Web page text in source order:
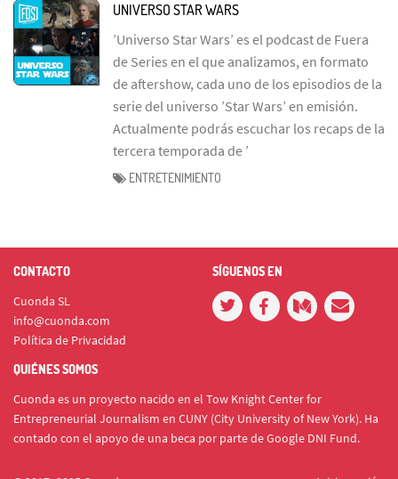
UNIVERSO STAR WARS
’Universo Star Wars’ es el podcast de Fuera
de Series en el que analizamos, en formato
de aftershow, cada uno de los episodios de la
serie del universo ’Star Wars’ en emisión.
Actualmente podrás escuchar los recaps de la
tercera temporada de ’
ENTRETENIMIENTO
CONTACTO
Cuonda SL
info@cuonda.com
Política de Privacidad
SÍGUENOS EN
QUIÉNES SOMOS
Cuonda es un proyecto nacido en el Tow Knight Center for
Entrepreneurial Journalism en CUNY (City University of New York). Ha
contado con el apoyo de una beca por parte de Google DNI Fund.